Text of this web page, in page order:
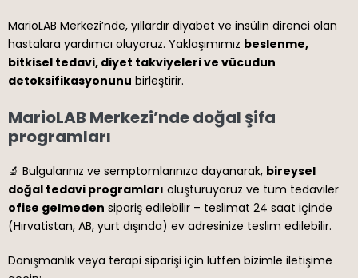
MarioLAB Merkezi’nde, yıllardır diyabet ve insülin direnci olan
hastalara yardımcı oluyoruz. Yaklaşımımız beslenme,
bitkisel tedavi, diyet takviyeleri ve vücudun
detoksifikasyonunu birleştirir.
MarioLAB Merkezi’nde doğal şifa
programları
🔬 Bulgularınız ve semptomlarınıza dayanarak, bireysel
doğal tedavi programları oluşturuyoruz ve tüm tedaviler
ofise gelmeden sipariş edilebilir – teslimat 24 saat içinde
(Hırvatistan, AB, yurt dışında) ev adresinize teslim edilebilir.
Danışmanlık veya terapi siparişi için lütfen bizimle iletişime